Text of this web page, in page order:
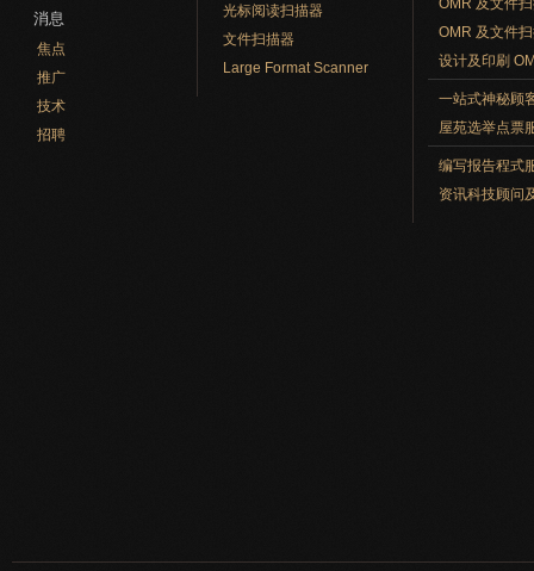
消息
焦点
推广
技术
招聘
光标阅读扫描器
文件扫描器
Large Format Scanner
OMR 及文件
设计及印刷
一站式神秘顾
屋苑选举点票
编写报告程式
资讯科技顾问